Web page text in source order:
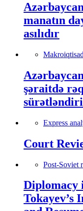
manatın
asılıdır
şəraitdə
Express
Court
Post-Soviet
Diplomacy